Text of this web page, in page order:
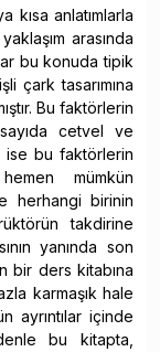
kısa anlatımlarla
arasında
bu konuda tipik
çark tasarımına
Bu faktörlerin
cetvel ve
ise bu faktörlerin
mümkün
herhangi birinin
takdirine
yanında son
bir ders kitabına
karmaşık hale
ayrıntılar içinde
bu kitapta,